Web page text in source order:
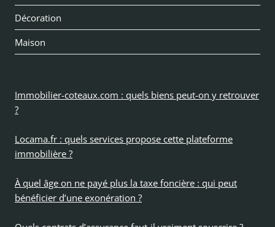
Décoration
Maison
Immobilier-coteaux.com : quels biens peut-on y retrouver
?
Locama.fr : quels services propose cette plateforme
immobilière ?
À quel âge on ne payé plus la taxe foncière : qui peut
bénéficier d’une exonération ?